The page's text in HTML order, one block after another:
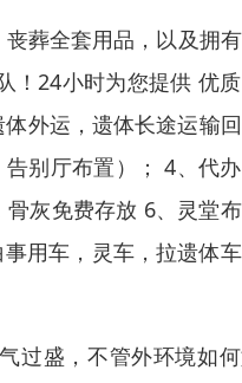
葬全套用品，以及拥
！24小时为您提供 优
外运，遗体长途运输
别厅布置）； 4、代
灰免费存放 6、灵堂
用车，灵车，拉遗体
过盛，不管外环境如